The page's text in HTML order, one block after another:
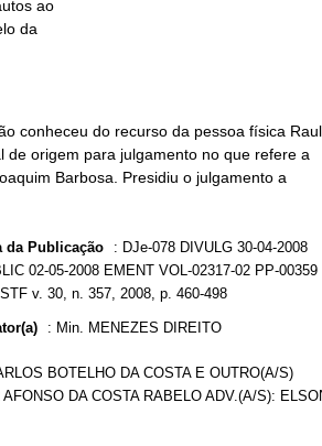
conheceu do recurso da pessoa física Raul
de origem para julgamento no que refere a
Barbosa. Presidiu o julgamento a
da Publicação : DJe-078 DIVULG 30-04-2008
02-05-2008 EMENT VOL-02317-02 PP-00359
v. 30, n. 357, 2008, p. 460-498
: Min. MENEZES DIREITO
BOTELHO DA COSTA E OUTRO(A/S)
DA COSTA RABELO ADV.(A/S):